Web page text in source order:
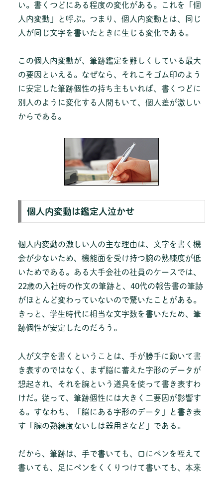
い。書くつどにある程度の変化がある。これを「個
人内変動」と呼ぶ。つまり、個人内変動とは、同じ
人が同じ文字を書いたときに生じる変化である。
この個人内変動が、筆跡鑑定を難しくしている最大
の要因といえる。なぜなら、それこそゴム印のよう
に安定した筆跡個性の持ち主もいれば、書くつどに
別人のように変化する人間もいて、個人差が激しい
からである。
個人内変動は鑑定人泣かせ
個人内変動の激しい人の主な理由は、文字を書く機
会が少ないため、機能面を受け持つ腕の熟練度が低
いためである。ある大手会社の社員のケースでは、
22歳の入社時の作文の筆跡と、40代の報告書の筆跡
がほとんど変わっていないので驚いたことがある。
きっと、学生時代に相当な文字数を書いたため、筆
跡個性が安定したのだろう。
人が文字を書くということは、手が勝手に動いて書
き表すのではなく、まず脳に蓄えた字形のデータが
想起され、それを腕という道具を使って書き表すわ
けだ。従って、筆跡個性には大きく二要因が影響す
る。すなわち、「脳にある字形のデータ」と書き表
す「腕の熟練度ないしは器用さなど」である。
だから、筆跡は、手で書いても、口にペンを咥えて
書いても、足にペンをくくりつけて書いても、本来